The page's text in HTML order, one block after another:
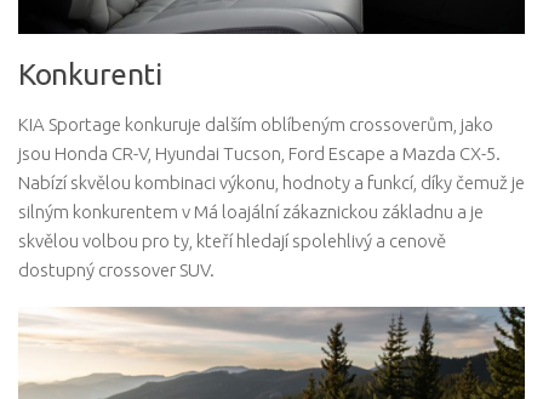
Konkurenti
KIA Sportage konkuruje dalším oblíbeným crossoverům, jako
jsou Honda CR-V, Hyundai Tucson, Ford Escape a Mazda CX-5.
Nabízí skvělou kombinaci výkonu, hodnoty a funkcí, díky čemuž je
silným konkurentem v Má loajální zákaznickou základnu a je
skvělou volbou pro ty, kteří hledají spolehlivý a cenově
dostupný crossover SUV.